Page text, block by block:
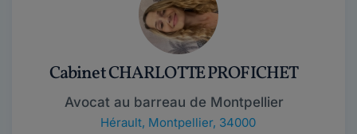
Cabinet CHARLOTTE PROFICHET
Avocat au barreau de Montpellier
Hérault, Montpellier, 34000